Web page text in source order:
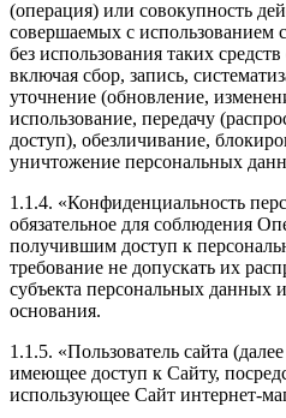
(операция) или совокупность
совершаемых с использованием
без использования таких
включая сбор, запись,
уточнение (обновление,
использование, передачу
доступ), обезличивание,
уничтожение персональных
1.1.4. «Конфиденциальность
обязательное для соблюдения
получившим доступ к
требование не допускать их
субъекта персональных данных
основания.
1.1.5. «Пользователь сайта
имеющее доступ к Сайту,
использующее Сайт интернет-